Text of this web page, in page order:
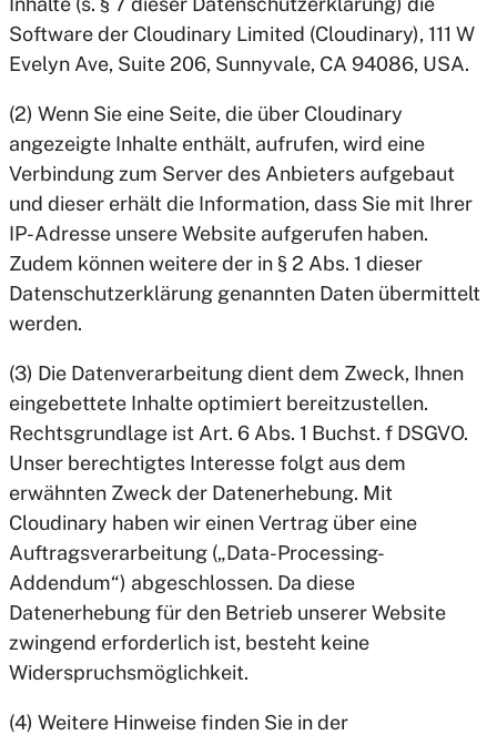
Software der Cloudinary Limited (Cloudinary), 111 W
Evelyn Ave, Suite 206, Sunnyvale, CA 94086, USA.
(2) Wenn Sie eine Seite, die über Cloudinary
angezeigte Inhalte enthält, aufrufen, wird eine
Verbindung zum Server des Anbieters aufgebaut
und dieser erhält die Information, dass Sie mit Ihrer
IP-Adresse unsere Website aufgerufen haben.
Zudem können weitere der in § 2 Abs. 1 dieser
Datenschutzerklärung genannten Daten übermittelt
werden.
(3) Die Datenverarbeitung dient dem Zweck, Ihnen
eingebettete Inhalte optimiert bereitzustellen.
Rechtsgrundlage ist Art. 6 Abs. 1 Buchst. f DSGVO.
Unser berechtigtes Interesse folgt aus dem
erwähnten Zweck der Datenerhebung. Mit
Cloudinary haben wir einen Vertrag über eine
Auftragsverarbeitung („Data-Processing-
Addendum“) abgeschlossen. Da diese
Datenerhebung für den Betrieb unserer Website
zwingend erforderlich ist, besteht keine
Widerspruchsmöglichkeit.
(4) Weitere Hinweise finden Sie in der